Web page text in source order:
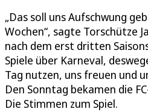
„Das soll uns Aufschwung
Wochen“, sagte Torschütze
nach dem erst dritten
Spiele über Karneval,
Tag nutzen, uns freuen und
Den Sonntag bekamen die
Die Stimmen zum Spiel.